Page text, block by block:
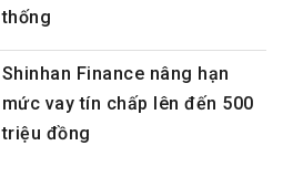
thống
Shinhan Finance nâng hạn
mức vay tín chấp lên đến 500
triệu đồng